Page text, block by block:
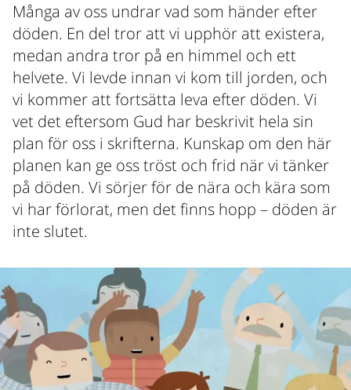
Många av oss undrar vad som händer efter
döden. En del tror att vi upphör att existera,
medan andra tror på en himmel och ett
helvete. Vi levde innan vi kom till jorden, och
vi kommer att fortsätta leva efter döden. Vi
vet det eftersom Gud har beskrivit hela sin
plan för oss i skrifterna. Kunskap om den här
planen kan ge oss tröst och frid när vi tänker
på döden. Vi sörjer för de nära och kära som
vi har förlorat, men det finns hopp – döden är
inte slutet.